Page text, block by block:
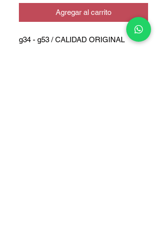
Agregar al carrito
g34 - g53 / CALIDAD ORIGINAL